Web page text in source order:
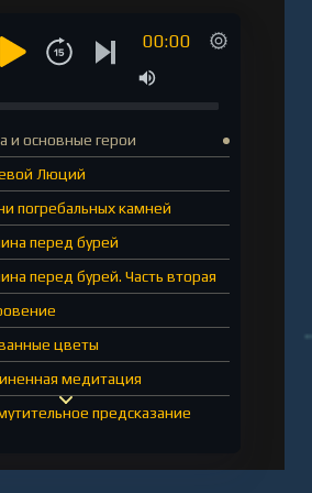
друзей и всё яснее
оказался на грани
к решающей битве
персонажи, скрывающие
сущность. Можно ли доверить
жизнь?
"Соль и Грезы - Анжело
без регистрации -
00:00
и основные герои
Люций
погребальных камней
перед бурей
перед бурей. Часть вторая
цветы
медитация
предсказание